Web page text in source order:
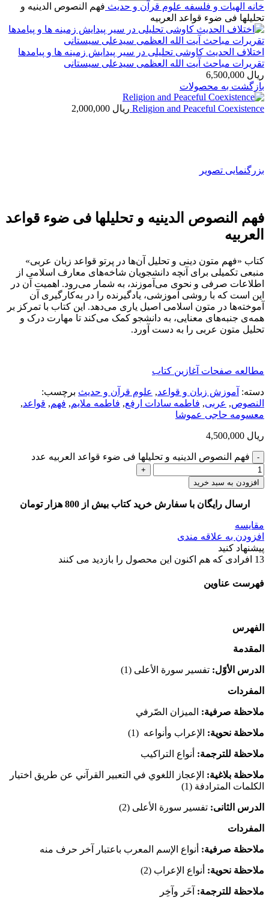
خانه الهیات و فلسفه علوم قرآن و حدیث فهم النصوص الدینیه و
تحلیلها فی ضوء قواعد العربیه
اختلاف الحدیث کاوشی تحلیلی در سیر پیدایش زمینه ها و پیامدها
تقریرات مباحث آیت الله العظمی سیدعلی سیستانی
ریال
بازگشت به محصولات
Religion and Peaceful Coexistence ریال
بزرگنمایی تصویر
فهم النصوص الدینیه و تحلیلها فی ضوء قواعد
العربیه
کتاب «فهم متون دینی و تحلیل آن‌ها در پرتو قواعد زبان عربی»
منبعی تکمیلی برای آنچه دانشجویان شاخه‌های معارف اسلامی از
اطلاعات صرفی و نحوی می‌آموزند، به شمار می‌رود. اهمیت آن در
این است که با روشی آموزشی، یادگیرنده را در به‌کارگیری آن
آموخته‌ها در متون اسلامی اصیل یاری می‌دهد. این کتاب با تمرکز بر
همه‌ی جنبه‌های معنایی، به دانشجو کمک می‌کند تا مهارت درک و
تحلیل متون عربی را به دست آورد.
مطالعه صفحات آغازین کتاب
دسته: آموزش زبان و قواعد, علوم قرآن و حدیث برچسب:
النصوص, عربی, فاطمه سادات ارفع, فاطمه ملایم, فهم, قواعد,
معسومه حاجی عموشا
ریال
فهم النصوص الدینیه و تحلیلها فی ضوء قواعد العربیه عدد
افزودن به سبد خرید
ارسال رایگان با سفارش خرید کتاب بیش از 800 هزار تومان
مقایسه
افزودن به علاقه مندی
پیشنهاد کنید
13 افرادی که هم اکنون این محصول را بازدید می کنند
فهرست عناوین
الفهرس
المقدمة
الدرس الأوّل: تفسیر سورة الأعلی (1)
المفردات
ملاحظة صرفیة: المیزان الصّرفي
ملاحظة نحویة: الإعراب وأنواعه (1)
ملاحظة للترجمة: أنواع التراکیب
ملاحظة بلاغیة: الإعجاز اللغوي في التعبیر القرآني عن طریق اختیار
الکلمات المترادفة (1)
الدرس الثانی: تفسیر سورة الأعلی (2)
المفردات
ملاحظة صرفیة: أنواع الإسم المعرب باعتبار آخر حرف منه
ملاحظة نحویة: أنواع الإعراب (2)
ملاحظة للترجمة: آخَر وآخِر